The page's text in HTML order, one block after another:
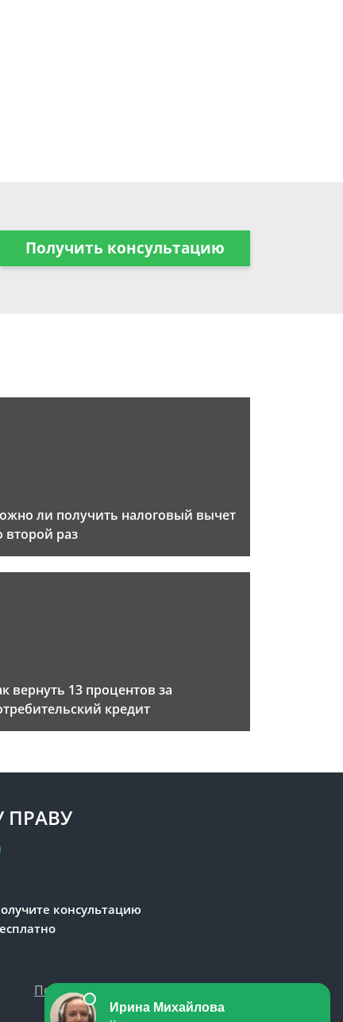
Получить консультацию
ли получить налоговый вычет
второй раз
вернуть 13 процентов за
кредит
ПРАВУ
консультацию
Политика персональных данных